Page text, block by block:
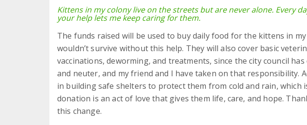
Kittens in my colony live on the streets but are never alone. Every
your help lets me keep caring for them.
The funds raised will be used to buy daily food for the kittens in
wouldn’t survive without this help. They will also cover basic
vaccinations, deworming, and treatments, since the city council
and neuter, and my friend and I have taken on that responsibility.
in building safe shelters to protect them from cold and rain, which
donation is an act of love that gives them life, care, and hope.
this change.